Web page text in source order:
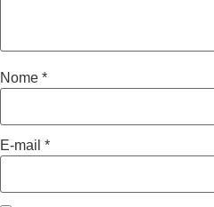
Nome *
E-mail *